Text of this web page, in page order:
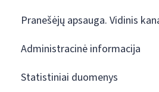
Pranešėjų apsauga. Vidinis
Administracinė informacija
Statistiniai duomenys